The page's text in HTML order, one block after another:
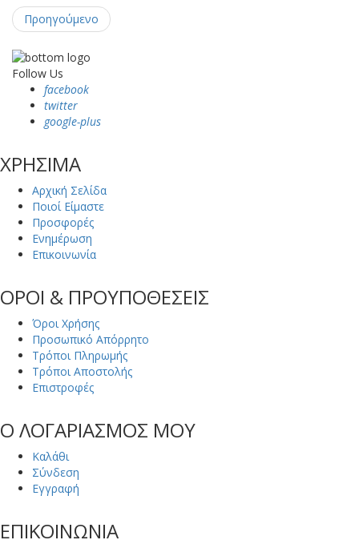
Προηγούμενο
Follow Us
facebook
twitter
google-plus
ΧΡΗΣΙΜΑ
Αρχική Σελίδα
Ποιοί Είμαστε
Προσφορές
Ενημέρωση
Επικοινωνία
ΟΡΟΙ & ΠΡΟΥΠΟΘΕΣΕΙΣ
Όροι Χρήσης
Προσωπικό Απόρρητο
Τρόποι Πληρωμής
Τρόποι Αποστολής
Επιστροφές
Ο ΛΟΓΑΡΙΑΣΜΟΣ ΜΟΥ
Καλάθι
Σύνδεση
Εγγραφή
ΕΠΙΚΟΙΝΩΝΙΑ